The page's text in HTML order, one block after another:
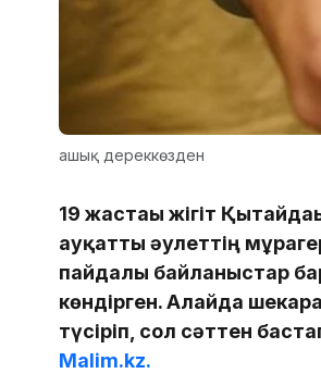
ашық дереккөзден
19 жастағы жігіт
ауқатты әулеттің
пайдалы байланыстар
көндірген. Алайда
түсіріп, сол сәттен
Malim.kz.